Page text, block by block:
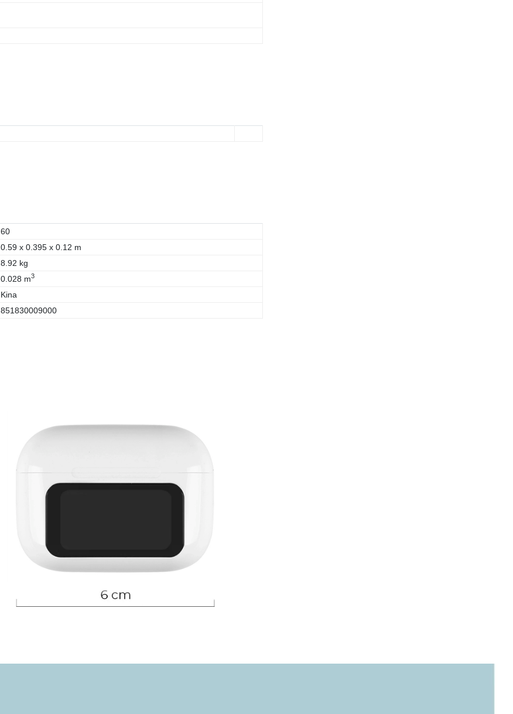
60
0.59 x 0.395 x 0.12 m
8.92 kg
0.028 m3
Kina
851830009000